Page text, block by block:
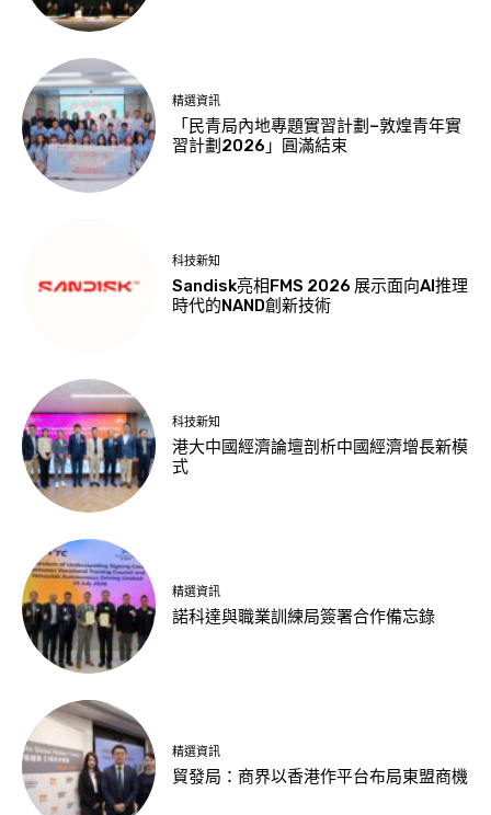
精選資訊
「民青局內地專題實習計劃–敦煌青年實
習計劃2026」圓滿結束
科技新知
Sandisk亮相FMS 2026 展示面向AI推理
時代的NAND創新技術
科技新知
港大中國經濟論壇剖析中國經濟增長新模
式
精選資訊
諾科達與職業訓練局簽署合作備忘錄
精選資訊
貿發局：商界以香港作平台布局東盟商機